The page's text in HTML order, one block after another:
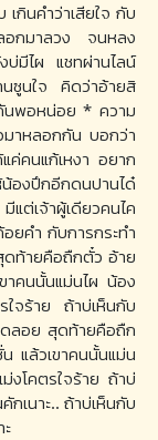
เกินคำว่าเสียใจ กับ
อกมาลวง จนหลง
มีไผ แชทผ่านไลน์
นซูนใจ คิดว่าอ้ายสิ
นพอหน่อย * ความ
าหลอกกัน บอกว่า
ค่คนแก้เหงา อยาก
องปึกอีกดนปานได๋
ต่เจ้าผู้เดียวคนไค
ยคำ กับการกระทำ
ท้ายคือถืกตั๋ว อ้าย
าคนนั้นแม่นไผ น้อง
ใจร้าย ถ้าบ่เห็นกับ
ลอย สุดท้ายคือถืก
แล้วเขาคนนั้นแม่น
งโคตรใจร้าย ถ้าบ่
เนาะ.. ถ้าบ่เห็นกับ